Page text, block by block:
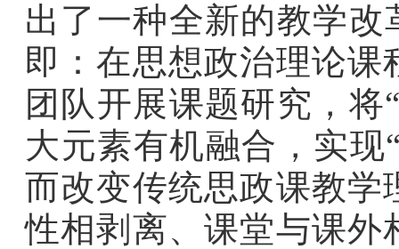
出了一种全新的教学改
即：在思想政治理论
团队开展课题研究，
大元素有机融合，实现
而改变传统思政课教学
性相剥离、课堂与课外